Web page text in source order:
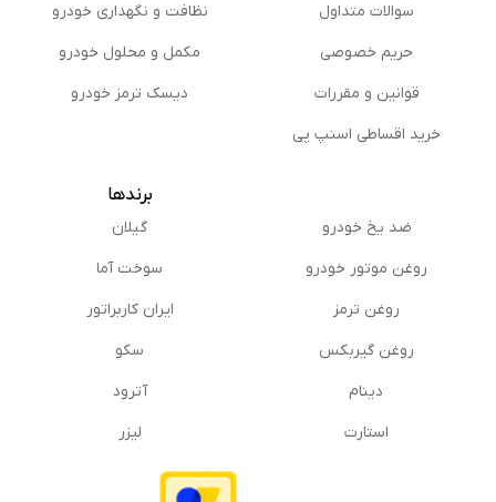
سوالات متداول
حریم خصوصی
قوانین و مقررات
خرید اقساطی اسنپ پی
نظافت و نگهداری خودرو
مكمل و محلول خودرو
دیسک ترمز خودرو
ضد یخ خودرو
روغن موتور خودرو
روغن ترمز
روغن گیربكس
دینام
استارت
برندها
گیلان
سوخت آما
ایران کاربراتور
سکو
آترود
لیزر